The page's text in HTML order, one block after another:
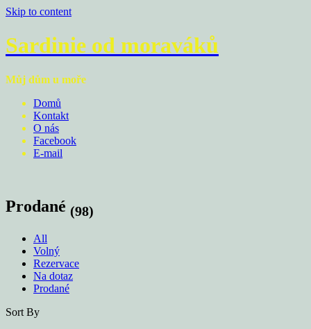
Skip to content
Sardinie od moraváků
Můj dům u moře
Domů
Kontakt
O nás
Facebook
E-mail
Prodané (98)
All
Volný
Rezervace
Na dotaz
Prodané
Sort By